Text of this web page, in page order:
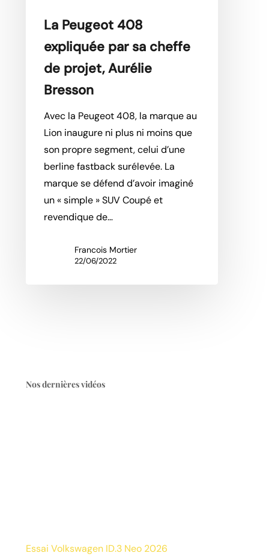
projet,
Aurélie
Bresson
La Peugeot 408
expliquée par sa cheffe
de projet, Aurélie
Bresson
Avec la Peugeot 408, la marque au
Lion inaugure ni plus ni moins que
son propre segment, celui d’une
berline fastback surélevée. La
marque se défend d’avoir imaginé
un « simple » SUV Coupé et
revendique de…
Francois Mortier
22/06/2022
Nos dernières vidéos
Essai Volkswagen ID.3 Neo 2026